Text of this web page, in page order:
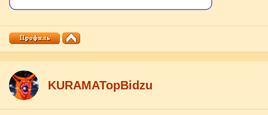
KURAMATopBidzu